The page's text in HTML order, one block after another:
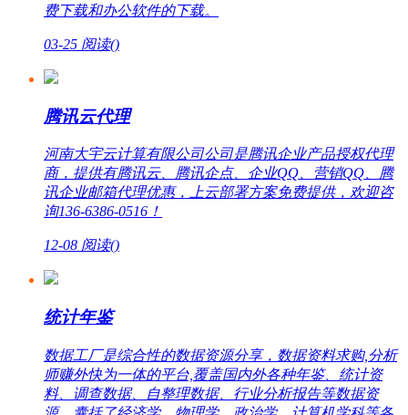
费下载和办公软件的下载。
03-25 阅读()
腾讯云代理
河南大宇云计算有限公司公司是腾讯企业产品授权代理
商，提供有腾讯云、腾讯企点、企业QQ、营销QQ、腾
讯企业邮箱代理优惠，上云部署方案免费提供，欢迎咨
询136-6386-0516！
12-08 阅读()
统计年鉴
数据工厂是综合性的数据资源分享，数据资料求购,分析
师赚外快为一体的平台,覆盖国内外各种年鉴、统计资
料、调查数据、自整理数据、行业分析报告等数据资